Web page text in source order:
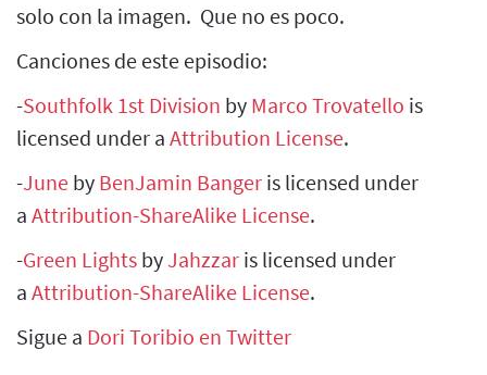
solo con la imagen. Que no es poco.
Canciones de este episodio:
-Southfolk 1st Division by Marco Trovatello is
licensed under a Attribution License.
-June by BenJamin Banger is licensed under
a Attribution-ShareAlike License.
-Green Lights byJahzzar is licensed under
a Attribution-ShareAlike License.
Sigue a Dori Toribio en Twitter